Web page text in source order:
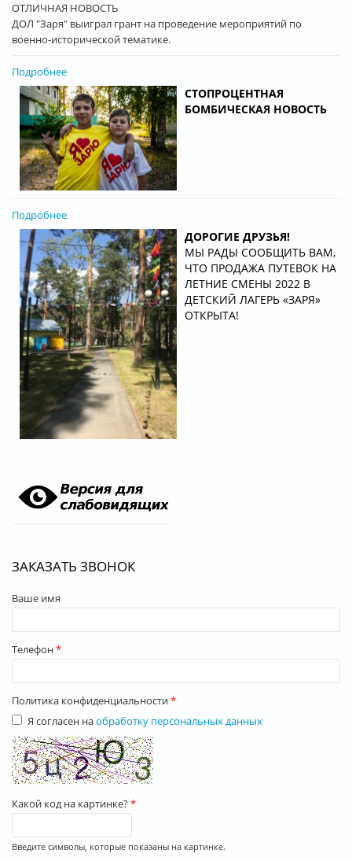
ОТЛИЧНАЯ НОВОСТЬ
ДОЛ "Заря" выиграл грант на проведение мероприятий по
военно-исторической тематике.
Подробнее
СТОПРОЦЕНТНАЯ
БОМБИЧЕСКАЯ НОВОСТЬ
Подробнее
ДОРОГИЕ ДРУЗЬЯ!
МЫ РАДЫ СООБЩИТЬ ВАМ,
ЧТО ПРОДАЖА ПУТЕВОК НА
ЛЕТНИЕ СМЕНЫ 2022 В
ДЕТСКИЙ ЛАГЕРЬ «ЗАРЯ»
ОТКРЫТА!
ЗАКАЗАТЬ ЗВОНОК
Ваше имя
Телефон*
Политика конфиденциальности*
Я согласен наобработку персональных данных
Какой код на картинке?*
Введите символы, которые показаны на картинке.